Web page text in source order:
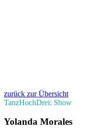
zurück zur Übersicht
TanzHochDrei: Show
Yolanda Morales